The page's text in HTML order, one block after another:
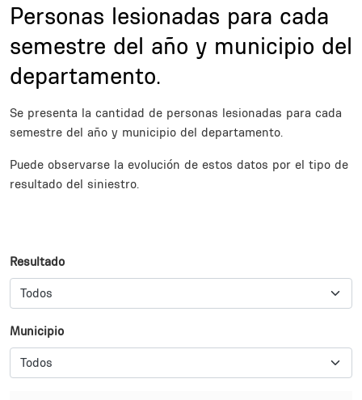
Personas lesionadas para cada
semestre del año y municipio del
departamento.
Description
Se presenta la cantidad de personas lesionadas para cada
semestre del año y municipio del departamento.
Puede observarse la evolución de estos datos por el tipo de
resultado del siniestro.
Resultado
Municipio